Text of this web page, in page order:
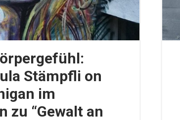
Stämpfli on
im
zu “Gewalt an